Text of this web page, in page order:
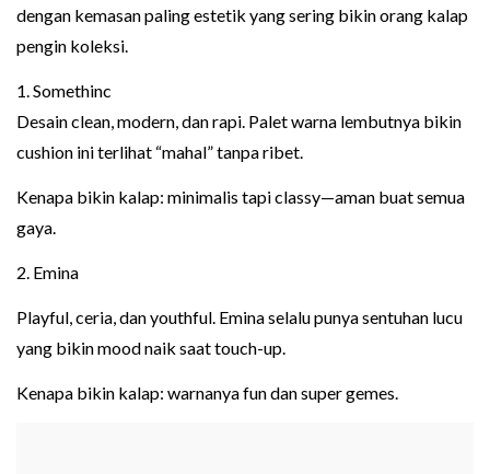
dengan kemasan paling estetik yang sering bikin orang kalap
pengin koleksi.
1. Somethinc
Desain clean, modern, dan rapi. Palet warna lembutnya bikin
cushion ini terlihat “mahal” tanpa ribet.
Kenapa bikin kalap: minimalis tapi classy—aman buat semua
gaya.
2. Emina
Playful, ceria, dan youthful. Emina selalu punya sentuhan lucu
yang bikin mood naik saat touch-up.
Kenapa bikin kalap: warnanya fun dan super gemes.